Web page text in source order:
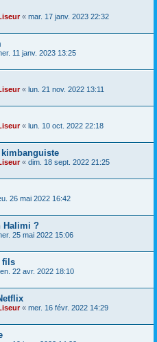
« mar. 17 janv. 2023 22:32
11 janv. 2023 13:25
« lun. 21 nov. 2022 13:11
« lun. 10 oct. 2022 22:18
« dim. 18 sept. 2022 21:25
26 mai 2022 16:42
Halimi ?
25 mai 2022 15:06
fils
22 avr. 2022 18:10
« mer. 16 févr. 2022 14:29